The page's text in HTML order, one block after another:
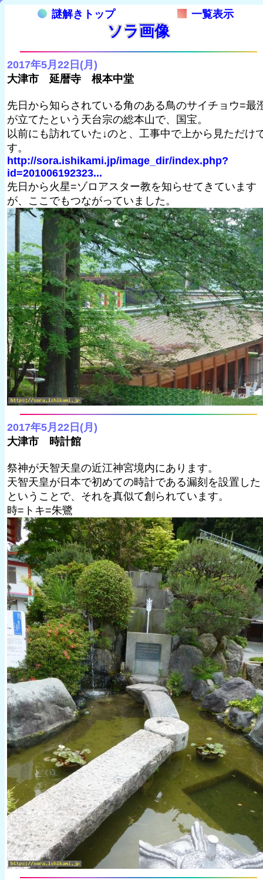
謎解きトップ 一覧表示
ソラ画像
2017年5月22日(月)
大津市 延暦寺 根本中堂
先日から知らされている角のある鳥のサイチョウ=最
が立てたという天台宗の総本山で、国宝。
以前にも訪れていた↓のと、工事中で上から見ただけ
す。
http://sora.ishikami.jp/image_dir/index.php?
id=201006192323...
先日から火星=ゾロアスター教を知らせてきています
が、ここでもつながっていました。
2017年5月22日(月)
大津市 時計館
祭神が天智天皇の近江神宮境内にあります。
天智天皇が日本で初めての時計である漏刻を設置した
ということで、それを真似て創られています。
時=トキ=朱鷺